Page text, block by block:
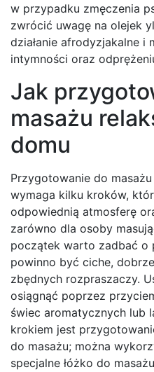
w przypadku zmęczenia
zwrócić uwagę na olejek
działanie afrodyzjakalne i
intymności oraz
Jak
masażu
domu
Przygotowanie do
wymaga kilku kroków,
odpowiednią atmosferę
zarówno dla osoby
początek warto zadbać o
powinno być ciche,
zbędnych rozpraszaczy.
osiągnąć poprzez
świec aromatycznych lub
krokiem jest
do masażu; można
specjalne łóżko do